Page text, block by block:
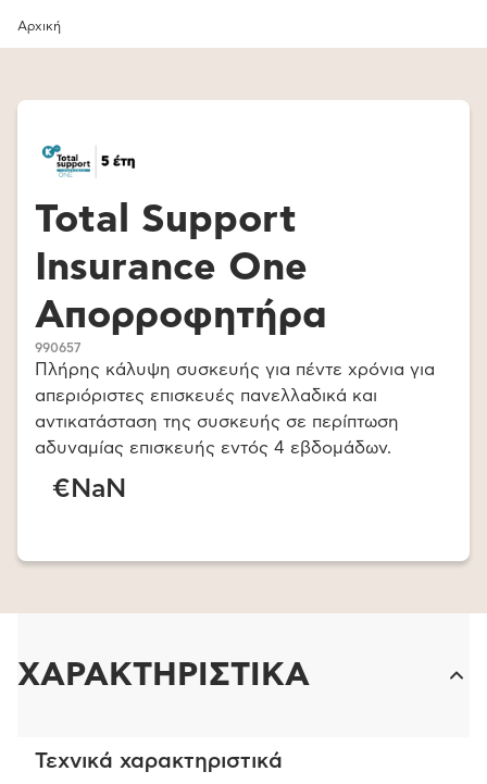
Αρχική
Total Support
Insurance One
Απορροφητήρα
990657
Πλήρης κάλυψη συσκευής για πέντε χρόνια για
απεριόριστες επισκευές πανελλαδικά και
αντικατάσταση της συσκευής σε περίπτωση
αδυναμίας επισκευής εντός 4 εβδομάδων.
€NaN
ΧΑΡΑΚΤΗΡΙΣΤΙΚΑ
Τεχνικά χαρακτηριστικά